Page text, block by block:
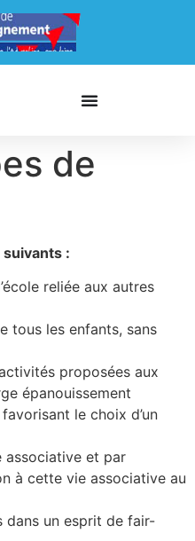
de
suivants :
reliée aux autres
tous les enfants, sans
proposées aux
épanouissement
le choix d’un
associative et par
à cette vie associative au
dans un esprit de fair-